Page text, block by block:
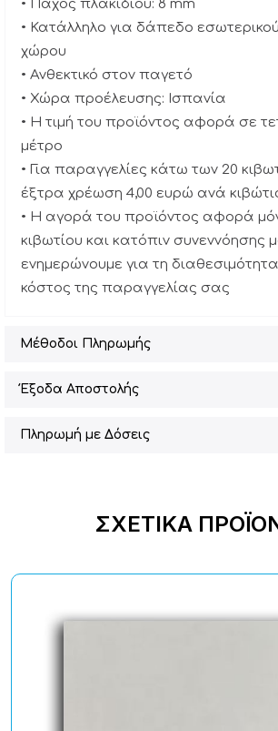
• Πάχος πλακιδίου: 8 mm
• Κατάλληλο για δάπεδο
χώρου
• Ανθεκτικό στον παγετό
• Χώρα προέλευσης: Ισπανία
• Η τιμή του προϊόντος αφορά σε
μέτρο
• Για παραγγελίες κάτω των 20
έξτρα χρέωση 4,00 ευρώ ανά
• Η αγορά του προϊόντος αφορά
κιβωτίου και κατόπιν συνεννόησης
ενημερώνουμε για τη διαθεσιμότητα
κόστος της παραγγελίας σας
Μέθοδοι Πληρωμής
Έξοδα Αποστολής
Πληρωμή με Δόσεις
ΣΧΕΤΙΚΆ